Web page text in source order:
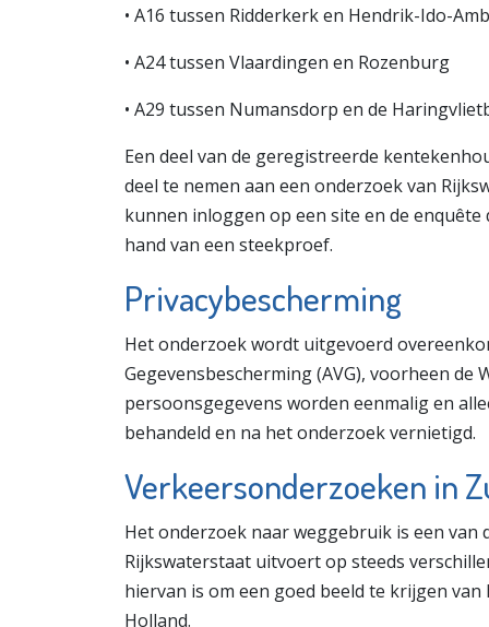
• A16 tussen Ridderkerk en Hendrik-Ido-
• A24 tussen Vlaardingen en Rozenburg
• A29 tussen Numansdorp en de
Een deel van de geregistreerde
deel te nemen aan een onderzoek van
kunnen inloggen op een site en de
hand van een steekproef.
Privacybescherming
Het onderzoek wordt uitgevoerd
Gegevensbescherming (AVG), voorheen de
persoonsgegevens worden eenmalig en
behandeld en na het onderzoek vernietigd.
Verkeersonderzoeken in
Het onderzoek naar weggebruik is een
Rijkswaterstaat uitvoert op steeds
hiervan is om een goed beeld te krijgen
Holland.